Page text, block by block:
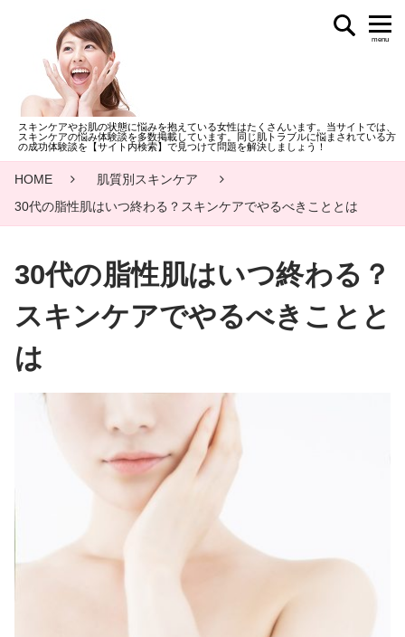
スキンケアやお肌の状態に悩みを抱えている女性はたくさんいます。当サイトでは、
スキンケアの悩み体験談を多数掲載しています。同じ肌トラブルに悩まされている方
の成功体験談を【サイト内検索】で見つけて問題を解決しましょう！
menu
HOME
肌質別スキンケア
30代の脂性肌はいつ終わる？スキンケアでやるべきこととは
30代の脂性肌はいつ終わる？
スキンケアでやるべきことと
は